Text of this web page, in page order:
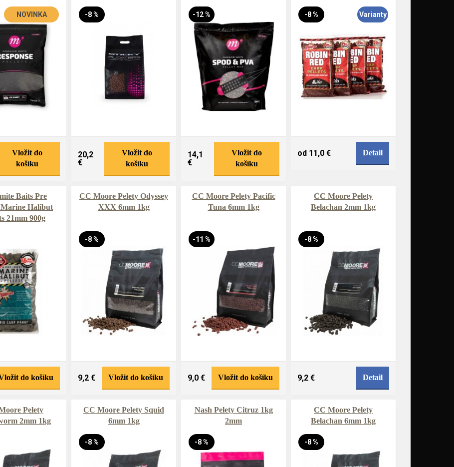
NOVINKA
Vložit do
košíku
-8 %
20,2
€
Vložit do
košíku
-12 %
14,1
€
Vložit do
košíku
-8 % Varianty
od 11,0 € Detail
Baits Pre
Halibut
21mm 900g
do košíku
CC Moore Pelety Odyssey
XXX 6mm 1kg
-8 %
9,2 € Vložit do košíku
CC Moore Pelety Pacific
Tuna 6mm 1kg
-11 %
9,0 € Vložit do košíku
CC Moore Pelety
Belachan 2mm 1kg
-8 %
9,2 € Detail
Pelety
2mm 1kg
CC Moore Pelety Squid
6mm 1kg
-8 %
Nash Pelety Citruz 1kg
2mm
-8 %
CC Moore Pelety
Belachan 6mm 1kg
-8 %